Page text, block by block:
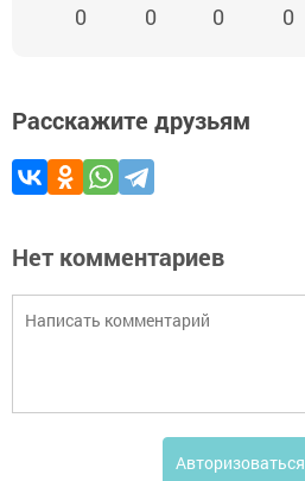
0 0 0 0
Расскажите друзьям
Нет комментариев
Авторизоваться